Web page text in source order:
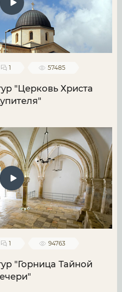
1 57485
"Церковь Христа
1 94763
"Горница Тайной